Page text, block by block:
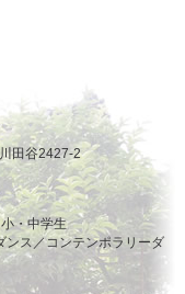
田谷2427-2
・中学生
ンス／コンテンポラリーダ